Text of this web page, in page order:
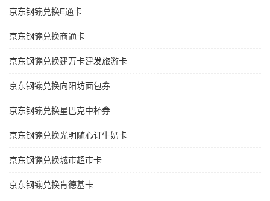
京东钢镚兑换E通卡
京东钢镚兑换商通卡
京东钢镚兑换建万卡建发旅游卡
京东钢镚兑换向阳坊面包券
京东钢镚兑换星巴克中杯券
京东钢镚兑换光明随心订牛奶卡
京东钢镚兑换城市超市卡
京东钢镚兑换肯德基卡